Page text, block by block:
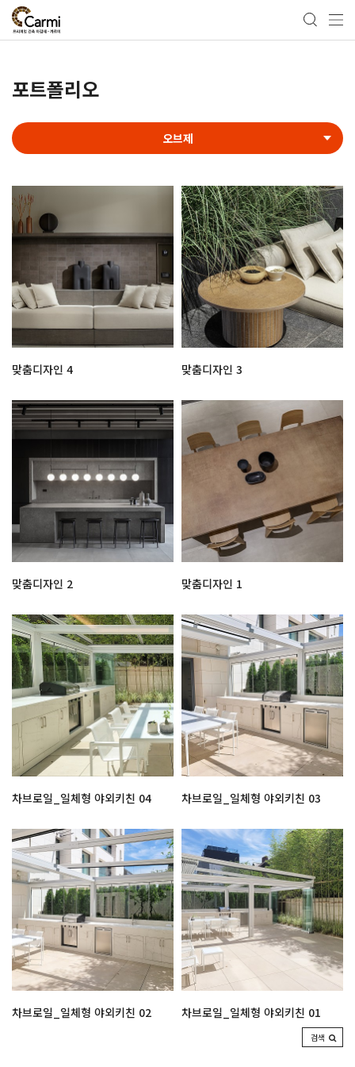
포트폴리오
오브제
맞춤디자인 4 맞춤디자인 3
맞춤디자인 2 맞춤디자인 1
차브로일_일체형 야외키친 04 차브로일_일체형 야외키친 03
차브로일_일체형 야외키친 02 차브로일_일체형 야외키친 01
검색